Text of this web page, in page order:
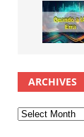
ARCHIVES